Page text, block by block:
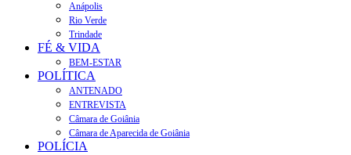
Anápolis
Rio Verde
Trindade
FÉ & VIDA
BEM-ESTAR
POLÍTICA
ANTENADO
ENTREVISTA
Câmara de Goiânia
Câmara de Aparecida de Goiânia
POLÍCIA